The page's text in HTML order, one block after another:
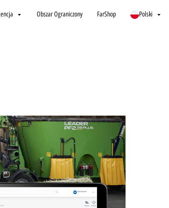
Obszar Ograniczony FarShop Polski